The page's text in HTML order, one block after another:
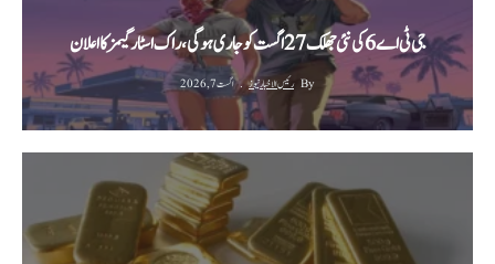
جی ٹی اے 6 کی نئی جھلک 27 اگست کو جاری ہوگی، راک اسٹار گیمز کا اعلان
By رئیس الاخبار نیوز اگست 7, 2026